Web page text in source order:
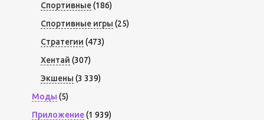
Спортивные(186)
Спортивные игры (25)
Стратегии (473)
Хентай (307)
Экшены (3 339)
Моды (5)
Приложение(1 939)